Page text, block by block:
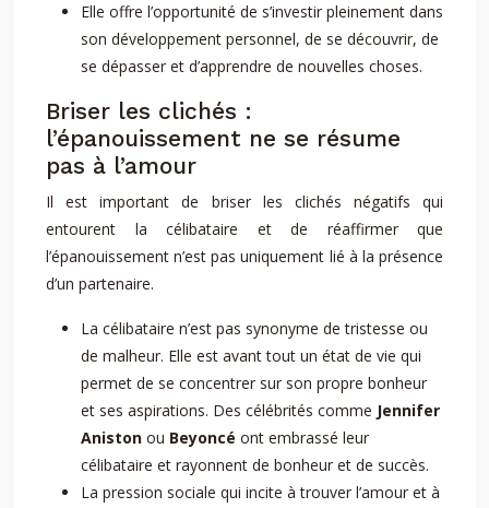
Elle offre l’opportunité de s’investir pleinement dans
son développement personnel, de se découvrir, de
se dépasser et d’apprendre de nouvelles choses.
Briser les clichés :
l’épanouissement ne se résume
pas à l’amour
Il est important de briser les clichés négatifs qui
entourent la célibataire et de réaffirmer que
l’épanouissement n’est pas uniquement lié à la présence
d’un partenaire.
La célibataire n’est pas synonyme de tristesse ou
de malheur. Elle est avant tout un état de vie qui
permet de se concentrer sur son propre bonheur
et ses aspirations. Des célébrités comme Jennifer
Aniston ou Beyoncé ont embrassé leur
célibataire et rayonnent de bonheur et de succès.
La pression sociale qui incite à trouver l’amour et à